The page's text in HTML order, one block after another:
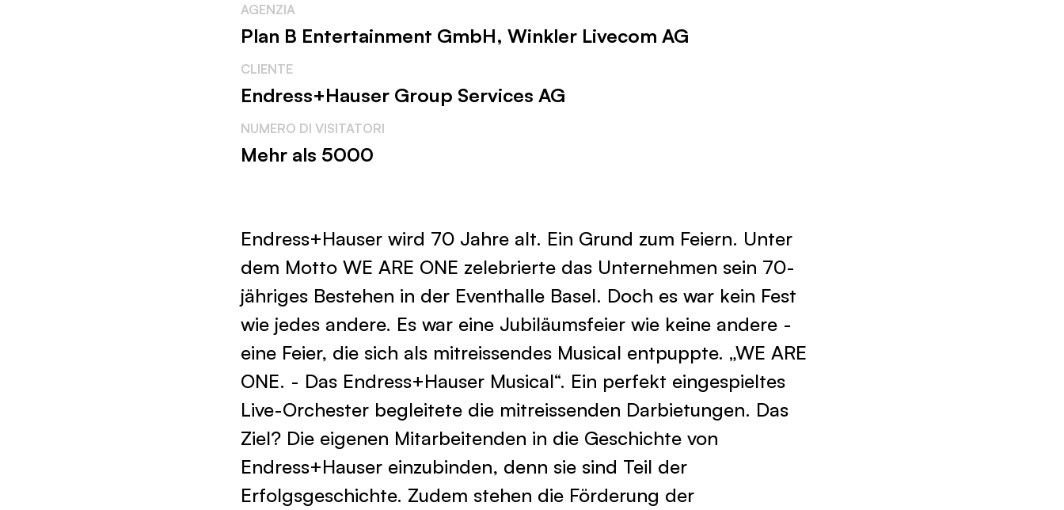
AGENZIA
Plan B Entertainment GmbH, Winkler Livecom AG
CLIENTE
Endress+Hauser Group Services AG
NUMERO DI VISITATORI
Mehr als 5000
Endress+Hauser wird 70 Jahre alt. Ein Grund zum Feiern. Unter
dem Motto WE ARE ONE zelebrierte das Unternehmen sein 70-
jähriges Bestehen in der Eventhalle Basel. Doch es war kein Fest
wie jedes andere. Es war eine Jubiläumsfeier wie keine andere -
eine Feier, die sich als mitreissendes Musical entpuppte. „WE ARE
ONE. - Das Endress+Hauser Musical“. Ein perfekt eingespieltes
Live-Orchester begleitete die mitreissenden Darbietungen. Das
Ziel? Die eigenen Mitarbeitenden in die Geschichte von
Endress+Hauser einzubinden, denn sie sind Teil der
Erfolgsgeschichte. Zudem stehen die Förderung der